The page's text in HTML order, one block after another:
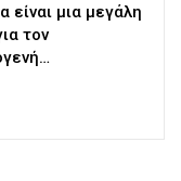
είναι μια μεγάλη
τον